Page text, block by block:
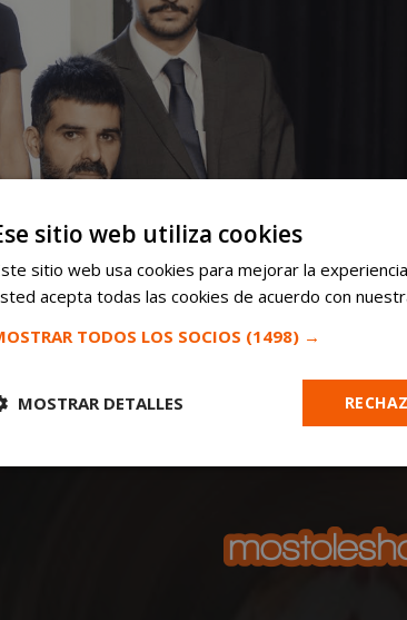
sitio web utiliza cookies
sitio web usa cookies para mejorar la
acepta todas las cookies de acuerdo con
TODOS LOS SOCIOS (1498) →
MOSTRAR DETALLES
Cookies
Cookies de
Cookies